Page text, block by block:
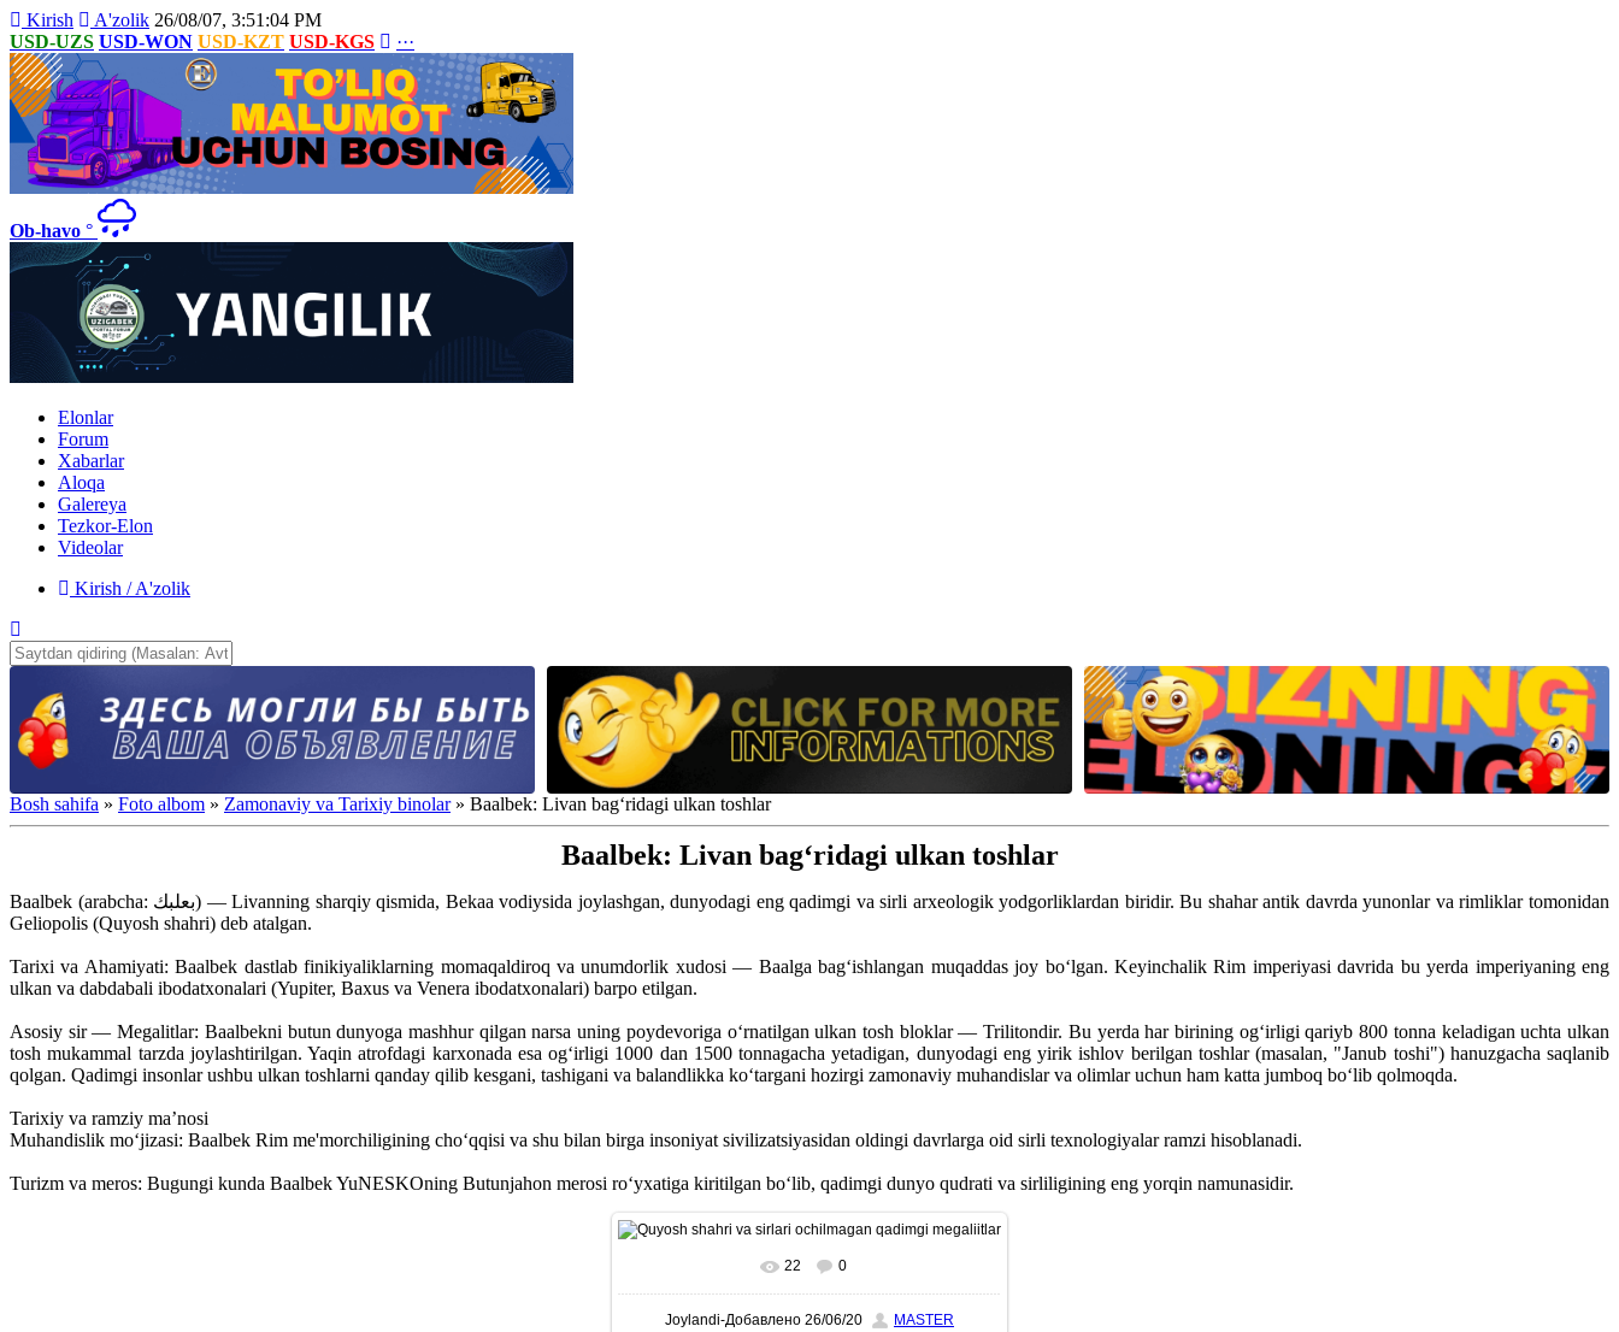
Kirish A'zolik 26/08/07, 3:51:04 PM
USD-UZS USD-WON USD-KZT USD-KGS ···
Ob-havo °
Elonlar
Forum
Xabarlar
Aloqa
Galereya
Tezkor-Elon
Videolar
Kirish / A'zolik
Bosh sahifa » Foto albom » Zamonaviy va Tarixiy binolar» Baalbek: Livan bag‘ridagi ulkan toshlar
Baalbek: Livan bag‘ridagi ulkan toshlar
Baalbek (arabcha: بعلبك) — Livanning sharqiy qismida, Bekaa vodiysida joylashgan, dunyodagi eng qadimgi va sirli arxeologik yodgorliklardan biridir. Bu shahar antik davrda yunonlar va rimliklar tomonidan
Geliopolis (Quyosh shahri) deb atalgan.
Tarixi va Ahamiyati: Baalbek dastlab finikiyaliklarning momaqaldiroq va unumdorlik xudosi — Baalga bag‘ishlangan muqaddas joy bo‘lgan. Keyinchalik Rim imperiyasi davrida bu yerda imperiyaning eng
ulkan va dabdabali ibodatxonalari (Yupiter, Baxus va Venera ibodatxonalari) barpo etilgan.
Asosiy sir — Megalitlar: Baalbekni butun dunyoga mashhur qilgan narsa uning poydevoriga o‘rnatilgan ulkan tosh bloklar — Trilitondir. Bu yerda har birining og‘irligi qariyb 800 tonna keladigan uchta ulkan
tosh mukammal tarzda joylashtirilgan. Yaqin atrofdagi karxonada esa og‘irligi 1000 dan 1500 tonnagacha yetadigan, dunyodagi eng yirik ishlov berilgan toshlar (masalan, "Janub toshi") hanuzgacha saqlanib
qolgan. Qadimgi insonlar ushbu ulkan toshlarni qanday qilib kesgani, tashigani va balandlikka ko‘targani hozirgi zamonaviy muhandislar va olimlar uchun ham katta jumboq bo‘lib qolmoqda.
Tarixiy va ramziy ma’nosi
Muhandislik mo‘jizasi: Baalbek Rim me'morchiligining cho‘qqisi va shu bilan birga insoniyat sivilizatsiyasidan oldingi davrlarga oid sirli texnologiyalar ramzi hisoblanadi.
Turizm va meros: Bugungi kunda Baalbek YuNESKOning Butunjahon merosi ro‘yxatiga kiritilgan bo‘lib, qadimgi dunyo qudrati va sirliligining eng yorqin namunasidir.
To'liq ko'rish-В реальном размере
138.3Kb
22 0
Joylandi-Добавлено 26/06/20 MASTER